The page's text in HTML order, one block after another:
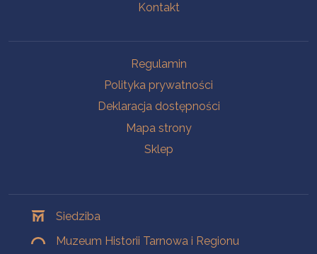
Kontakt
Regulamin
Polityka prywatności
Deklaracja dostępności
Mapa strony
Sklep
Siedziba
Muzeum Historii Tarnowa i Regionu